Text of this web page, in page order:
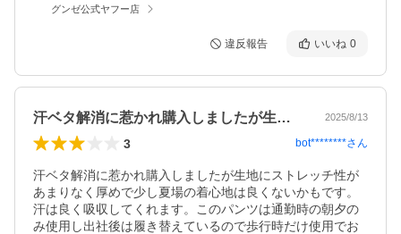
グンゼ公式ヤフー店
違反報告 いいね 0
汗ベタ解消に惹かれ購入しましたが生地に… 2025/8/13
3 bot********さん
汗ベタ解消に惹かれ購入しましたが生地にストレッチ性が
あまりなく厚めで少し夏場の着心地は良くないかもです。
汗は良く吸収してくれます。このパンツは通勤時の朝夕の
み使用し出社後は履き替えているので歩行時だけ使用でお